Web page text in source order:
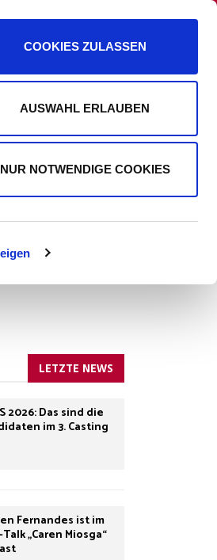
COOKIES ZULASSEN
AUSWAHL ERLAUBEN
NUR NOTWENDIGE COOKIES
EXKLUSIV
LETZTE NEWS
2026: Das sind die
im 3. Casting
Fernandes ist im
Talk „Caren Miosga“